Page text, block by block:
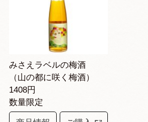
みさえラベルの梅酒
（山の都に咲く梅酒）
1408円
数量限定